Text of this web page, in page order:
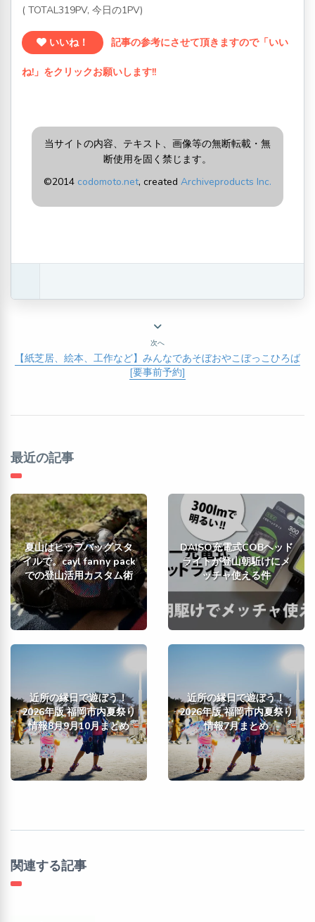
( TOTAL319PV, 今日の1PV)
いいね！ 記事の参考にさせて頂きますので「いい
ね!」をクリックお願いします!!
当サイトの内容、テキスト、画像等の無断転載・無
断使用を固く禁じます。
©2014 codomoto.net, created Archiveproducts Inc.
次へ
【紙芝居、絵本、工作など】みんなであそぼおやこぼっこひろば
[要事前予約]
最近の記事
夏山はヒップバッグスタ
イルで。cayl fanny pack
での登山活用カスタム術
DAISO充電式COBヘッド
ライトが登山朝駈けにメ
ッチャ使える件
近所の縁日で遊ぼう！
2026年版 福岡市内夏祭り
情報8月9月10月まとめ
近所の縁日で遊ぼう！
2026年版 福岡市内夏祭り
情報7月まとめ
関連する記事